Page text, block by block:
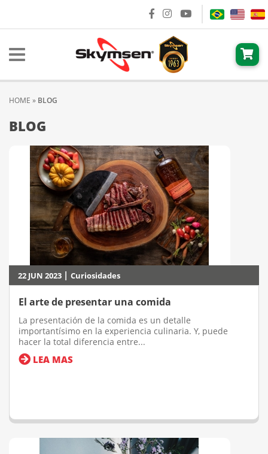
HOME » BLOG
BLOG
22 JUN 2023 | Curiosidades
El arte de presentar una comida
La presentación de la comida es un detalle
importantísimo en la experiencia culinaria. Y, puede
hacer la total diferencia entre...
LEA MAS